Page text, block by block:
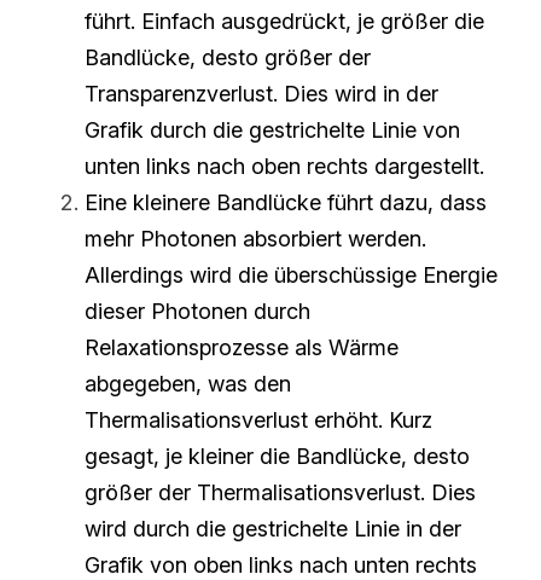
führt. Einfach ausgedrückt, je größer die
Bandlücke, desto größer der
Transparenzverlust. Dies wird in der
Grafik durch die gestrichelte Linie von
unten links nach oben rechts dargestellt.
Eine kleinere Bandlücke führt dazu, dass
mehr Photonen absorbiert werden.
Allerdings wird die überschüssige Energie
dieser Photonen durch
Relaxationsprozesse als Wärme
abgegeben, was den
Thermalisationsverlust erhöht. Kurz
gesagt, je kleiner die Bandlücke, desto
größer der Thermalisationsverlust. Dies
wird durch die gestrichelte Linie in der
Grafik von oben links nach unten rechts